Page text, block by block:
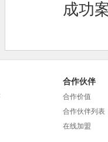
成功
合作伙伴
合作价值
合作伙伴列表
在线加盟